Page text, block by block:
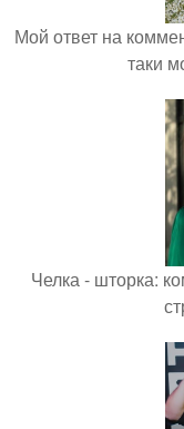
Мой ответ на
таки
Челка - шторка: